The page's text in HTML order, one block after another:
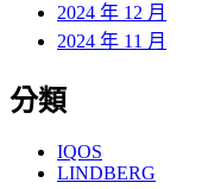
2024 年 12 月
2024 年 11 月
分類
IQOS
LINDBERG